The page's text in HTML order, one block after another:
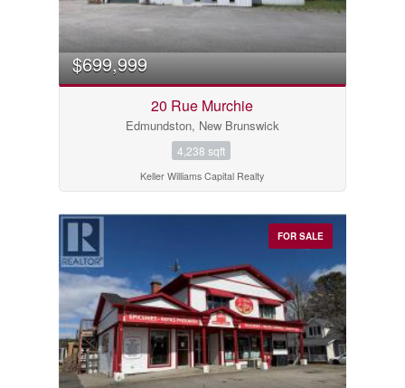
$699,999
20 Rue Murchie
Edmundston, New Brunswick
4,238 sqft
Keller Williams Capital Realty
FOR SALE